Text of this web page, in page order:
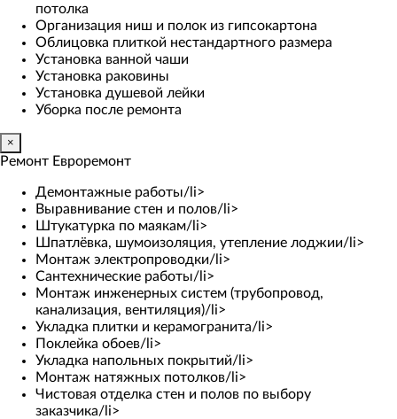
потолка
Организация ниш и полок из гипсокартона
Облицовка плиткой нестандартного размера
Установка ванной чаши
Установка раковины
Установка душевой лейки
Уборка после ремонта
×
Ремонт Евроремонт
Демонтажные работы/li>
Выравнивание стен и полов/li>
Штукатурка по маякам/li>
Шпатлёвка, шумоизоляция, утепление лоджии/li>
Монтаж электропроводки/li>
Сантехнические работы/li>
Монтаж инженерных систем (трубопровод,
канализация, вентиляция)/li>
Укладка плитки и керамогранита/li>
Поклейка обоев/li>
Укладка напольных покрытий/li>
Монтаж натяжных потолков/li>
Чистовая отделка стен и полов по выбору
заказчика/li>